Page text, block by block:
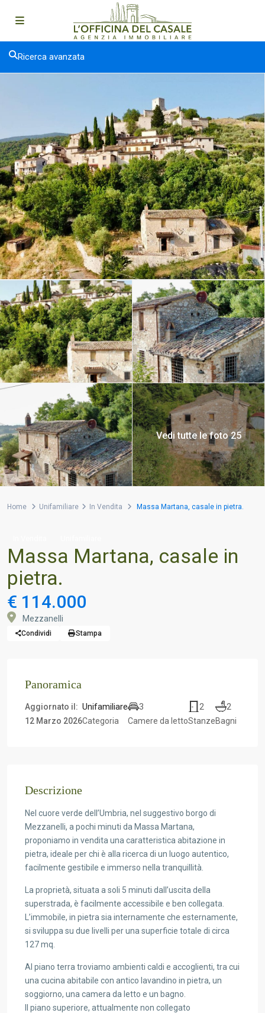
Ricerca avanzata
Vedi tutte le foto 25
Home Unifamiliare In Vendita Massa Martana, casale in pietra.
Massa Martana, casale in
pietra.
€ 114.000
Mezzanelli
Condividi Stampa
Panoramica
Aggiornato il:
12 Marzo 2026
Unifamiliare
Categoria
3
Camere da letto
2
Stanze
2
Bagni
Descrizione
Nel cuore verde dell’Umbria, nel suggestivo borgo di
Mezzanelli, a pochi minuti da Massa Martana,
proponiamo in vendita una caratteristica abitazione in
pietra, ideale per chi è alla ricerca di un luogo autentico,
facilmente gestibile e immerso nella tranquillità.
La proprietà, situata a soli 5 minuti dall’uscita della
superstrada, è facilmente accessibile e ben collegata.
L’immobile, in pietra sia internamente che esternamente,
si sviluppa su due livelli per una superficie totale di circa
127 mq.
Al piano terra troviamo ambienti caldi e accoglienti, tra cui
una cucina abitabile con antico lavandino in pietra, un
soggiorno, una camera da letto e un bagno.
Il piano superiore, attualmente non collegato